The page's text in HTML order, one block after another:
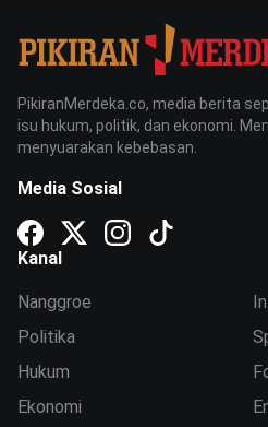
PikiranMerdeka.co, media berita
isu hukum, politik, dan ekonomi.
menyuarakan kebebasan.
Media Sosial
Kanal
Nanggroe
Politika
Hukum
Ekonomi